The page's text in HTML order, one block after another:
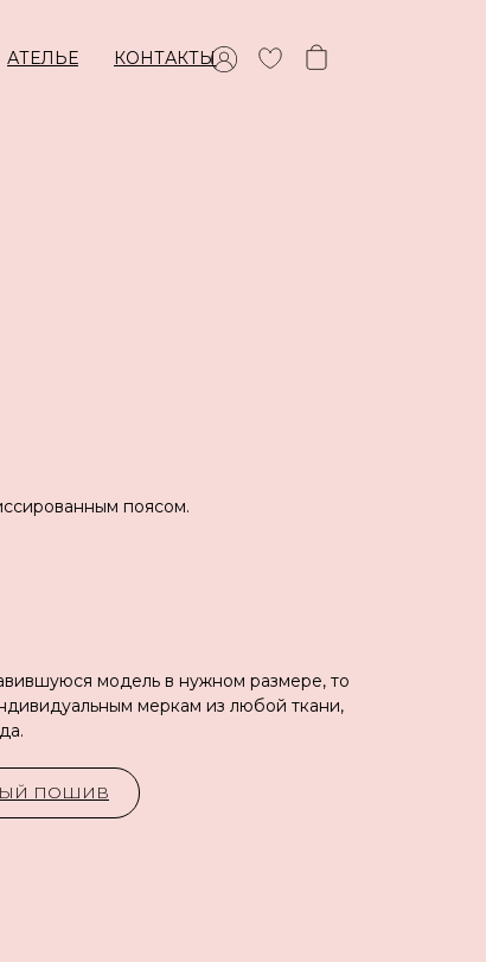
АТЕЛЬЕ КОНТАКТЫ
поясом.
модель в нужном размере, то
меркам из любой ткани,
ПОШИВ